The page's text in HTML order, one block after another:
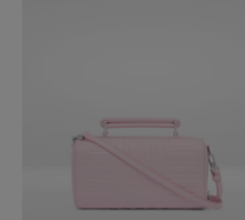
PAUSA,
PREMERE